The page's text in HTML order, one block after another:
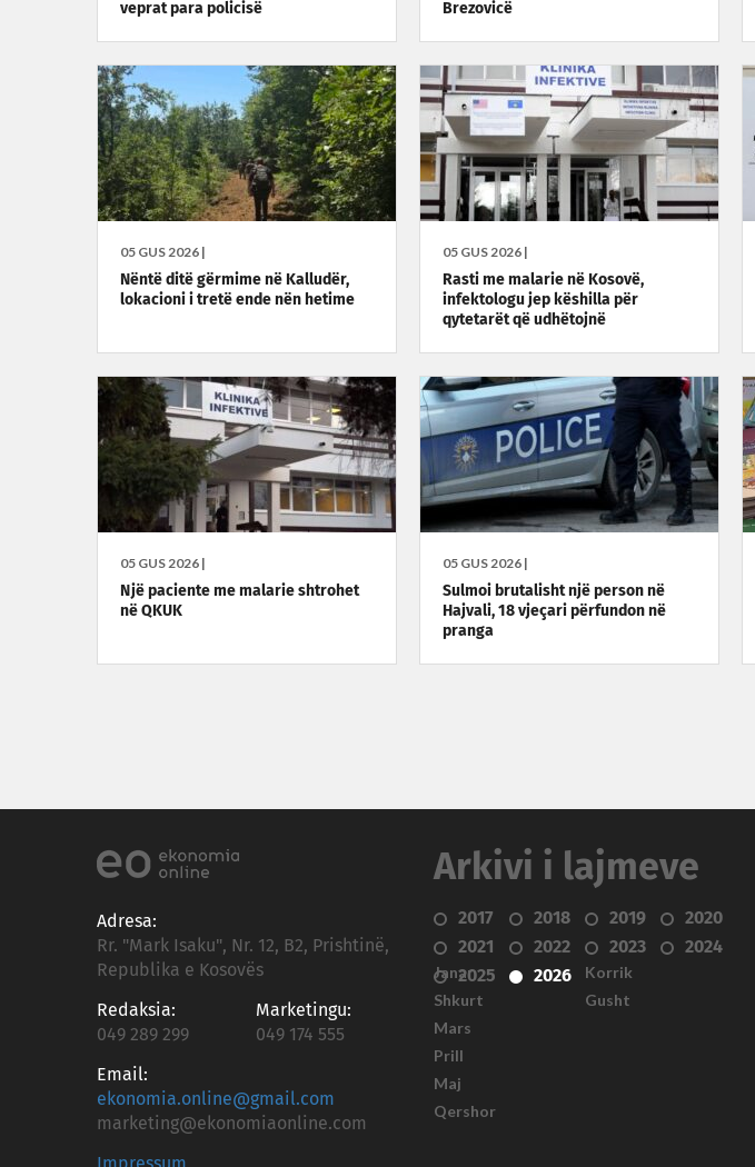
veprat para policisë
Brezovicë
05 GUS 2026 |
Nëntë ditë gërmime në Kalludër,
lokacioni i tretë ende nën hetime
05 GUS 2026 |
Rasti me malarie në Kosovë,
infektologu jep këshilla për
qytetarët që udhëtojnë
05 GUS 2026 |
Një paciente me malarie shtrohet
në QKUK
05 GUS 2026 |
Sulmoi brutalisht një person në
Hajvali, 18 vjeçari përfundon në
pranga
Adresa:
Rr. "Mark Isaku", Nr. 12, B2, Prishtinë,
Republika e Kosovës
Redaksia:
049 289 299
Marketingu:
049 174 555
Email:
ekonomia.online@gmail.com
marketing@ekonomiaonline.com
Arkivi i lajmeve
2017 2018 2019
2020
2021
2022 2023
2024
2025
2026
Janar
Shkurt
Mars
Prill
Maj
Qershor
Korrik
Gusht